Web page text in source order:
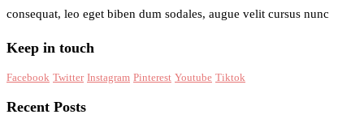
consequat, leo eget biben dum sodales, augue velit cursus nunc
Keep in touch
Facebook Twitter Instagram Pinterest Youtube Tiktok
Recent Posts